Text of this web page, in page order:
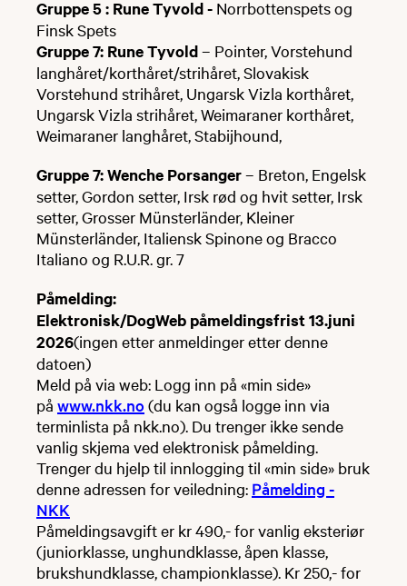
Gruppe 5 : Rune Tyvold - Norrbottenspets og
Finsk Spets
Gruppe 7: Rune Tyvold– Pointer, Vorstehund
langhåret/korthåret/strihåret, Slovakisk
Vorstehund strihåret, Ungarsk Vizla korthåret,
Ungarsk Vizla strihåret, Weimaraner korthåret,
Weimaraner langhåret, Stabijhound,
Gruppe 7: Wenche Porsanger– Breton, Engelsk
setter, Gordon setter, Irsk rød og hvit setter, Irsk
setter, Grosser Münsterländer, Kleiner
Münsterländer, Italiensk Spinone og Bracco
Italiano og R.U.R. gr. 7
Påmelding:
Elektronisk/DogWeb påmeldingsfrist 13.juni
2026(ingen etter anmeldinger etter denne
datoen)
Meld på via web: Logg inn på «min side»
på www.nkk.no (du kan også logge inn via
terminlista på nkk.no). Du trenger ikke sende
vanlig skjema ved elektronisk påmelding.
Trenger du hjelp til innlogging til «min side» bruk
denne adressen for veiledning: Påmelding -
NKK
Påmeldingsavgift er kr 490,- for vanlig eksteriør
(juniorklasse, unghundklasse, åpen klasse,
brukshundklasse, championklasse). Kr 250,- for